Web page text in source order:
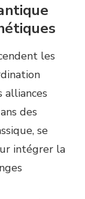
les
alliances
des
se
intégrer la